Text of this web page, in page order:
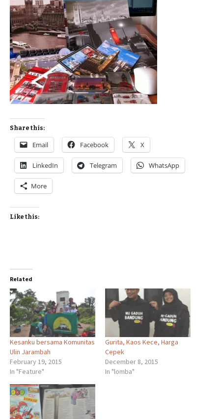
Share this:
Email Facebook X
LinkedIn Telegram WhatsApp
More
Like this:
Related
Kesanku bersama Komunitas
Ulin Jarambah
February 19, 2015
In "Feature"
Gurita, Kaos Kece, Harga
Cepek
December 8, 2015
In "lomba"